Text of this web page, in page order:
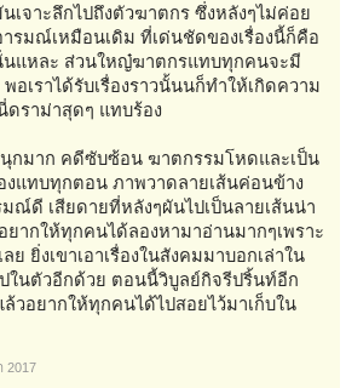
เจาะลึกไปถึงตัวฆาตกร ซึ่งหลังๆไม่ค่อย
รมณ์เหมือนเดิม ที่เด่นชัดของเรื่องนี้ก็คือ
นแหละ ส่วนใหญ๋ฆาตกรแทบทุกคนจะมี
อเราได้รับเรื่องราวนั้นนก็ทำให้เกิดความ
ดราม่าสุดๆ แทบร้อง
นุกมาก คดีซับซ้อน ฆาตกรรมโหดและเป็น
งแทบทุกตอน ภาพวาดลายเส้นค่อนข้าง
ณ์ดี เสียดายที่หลังๆผันไปเป็นลายเส้นน่า
อยากให้ทุกคนได้ลองหามาอ่านมากๆเพราะ
ย ยิ่งเขาเอาเรื่องในสังคมมาบอกเล่าใน
ปในตัวอีกด้วย ตอนนี้วิบูลย์กิจรีปริ้นท์อีก
วอยากให้ทุกคนได้ไปสอยไว้มาเก็บใน
2017